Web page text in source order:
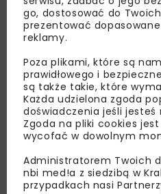
Zapisz się do
nas najlepsze informacje
zaproszenia na
dedykowane akcje
Zapoznałam/em się z
Regulaminem oraz wyrażam
podany przeze mnie adres
handlowej w postaci
go, dostosować do
prezentować
reklamy.
Poza plikami, które są
prawidłowego i
są także takie, które
Każda udzielona zgoda
doświadczenia jeśli jesteś
Zgoda na pliki cookies
wycofać w dowolnym
Administratorem Twoich
nbi med!a z siedzibą w
przypadkach nasi